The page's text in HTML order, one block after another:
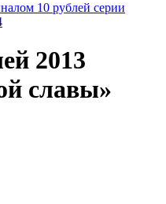
10 рублей серии
2013
славы»